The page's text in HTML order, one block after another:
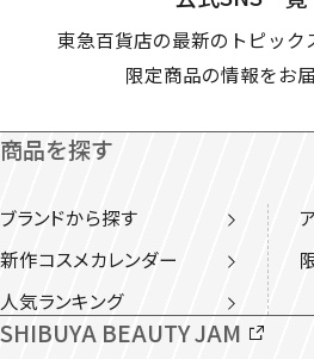
東急百貨店の最新のトピック
限定商品の情報をお届
商品を探す
ブランドから探す
新作コスメカレンダー
人気ランキング
SHIBUYA BEAUTY JAM